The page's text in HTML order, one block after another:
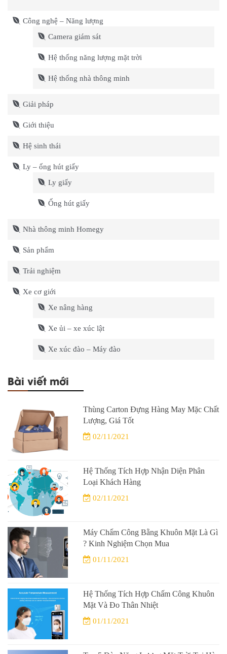
Công nghệ – Năng lượng
Camera giám sát
Hệ thống năng lượng mặt trời
Hệ thống nhà thông minh
Giải pháp
Giới thiệu
Hệ sinh thái
Ly – ống hút giấy
Ly giấy
Ống hút giấy
Nhà thông minh Homegy
Sản phẩm
Trải nghiệm
Xe cơ giới
Xe nâng hàng
Xe ủi – xe xúc lật
Xe xúc đào – Máy đào
Bài viết mới
Thùng Carton Đựng Hàng May Mặc Chất
Lượng, Giá Tốt
02/11/2021
Hệ Thống Tích Hợp Nhận Diện Phân
Loại Khách Hàng
02/11/2021
Máy Chấm Công Bằng Khuôn Mặt Là Gì
? Kinh Nghiệm Chọn Mua
01/11/2021
Hệ Thống Tích Hợp Chấm Công Khuôn
Mặt Và Đo Thân Nhiệt
01/11/2021